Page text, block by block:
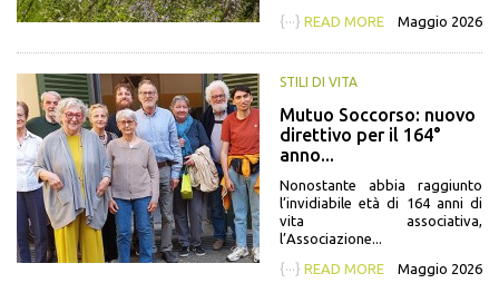
{···} READ MORE Maggio 2026
STILI DI VITA
Mutuo Soccorso: nuovo
direttivo per il 164°
anno...
Nonostante abbia raggiunto
l’invidiabile età di 164 anni di
vita associativa,
l’Associazione...
{···} READ MORE Maggio 2026